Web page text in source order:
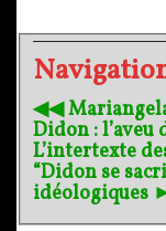
◀︎◀︎
Didon : l’aveu
L’intertexte
“Didon se
idéologiques